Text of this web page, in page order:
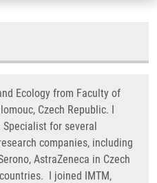
Ecology from Faculty of
Czech Republic. I
Specialist for several
companies, including
AstraZeneca in Czech
I joined IMTM,